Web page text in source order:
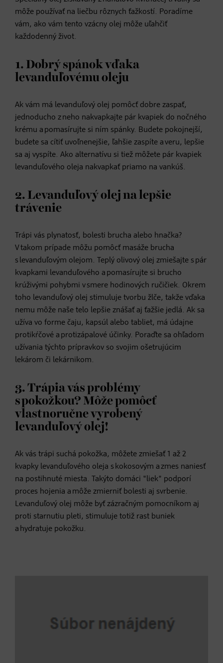
môže používať na liečbu rôznych ťažkostí. Poradíme
vám, ako vám tento vzácny olej môže uľahčiť
každodenný život.
1. Dobrý spánok vďaka
levanduľovému oleju
Ak vám má levanduľový olej pomôcť dobre zaspať,
jednoducho z neho nakvapkajte pár kvapiek do nočného
krému a pomasírujte si ním spánky. Budete pokojnejší,
budete sa cítiť uvoľnenejšie, ľahšie zaspíte a veru, lepšie
sa aj vyspíte. Ako alternatívu si tiež môžete pár kvapiek
levanduľového oleja nakvapkať priamo na vankúš.
2. Levanduľový olej na lepšie
trávenie
Trápi vás plynatosť, bolesti brucha alebo hnačka?
V takom prípade môžu pomôcť masáže brucha
s levanduľovým olejom. Teplý olivový olej zmiešajte s pár
kvapkami levanduľového a pomasírujte si brucho
krúživými pohybmi v smere hodinových ručičiek. Okrem
toho levanduľový olej stimuluje tvorbu žlče, takže vďaka
nemu môže naše telo lepšie znášať aj ťažšie jedlá. Ak sa
užíva vo forme čaju, kapsúl alebo tabliet, má údajne
protikŕčové a protizápalové účinky. Poraďte sa ohľadom
užívania týchto prípravkov so svojim ošetrujúcim
lekárom či lekárnikom.
3. Trápia vás problémy
s pokožkou? Môže pomôcť
vlastnoručne vyrobený
levanduľový olej!
Ak vás trápi suchá pokožka, môžete zmiešať 1 až 2
kvapky levanduľového oleja s kokosovým a zmes naniesť
na postihnuté miesta. Takýto domáci "liek" podporí
proces hojenia a môže zmierniť bolesti aj svrbenie.
Levanduľový olej môže byť zázračným pomocníkom aj
proti starnutiu pleti, stimuluje totiž rast buniek
a hydratuje pokožku.